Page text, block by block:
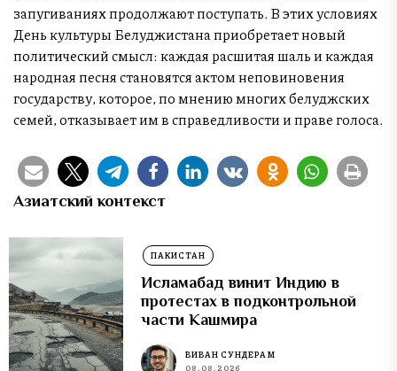
запугиваниях продолжают поступать. В этих условиях
День культуры Белуджистана приобретает новый
политический смысл: каждая расшитая шаль и каждая
народная песня становятся актом неповиновения
государству, которое, по мнению многих белуджских
семей, отказывает им в справедливости и праве голоса.
Азиатский контекст
ПАКИСТАН
Исламабад винит Индию в
протестах в подконтрольной
части Кашмира
ВИВАН СУНДЕРАМ
08.08.2026